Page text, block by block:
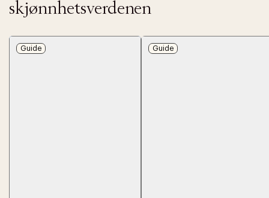
skjønnhetsverdenen
Guide Guide